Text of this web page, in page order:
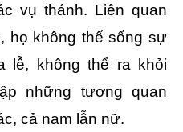
vụ thánh. Liên quan
họ không thể sống sự
lễ, không thể ra khỏi
những tương quan
cả nam lẫn nữ.